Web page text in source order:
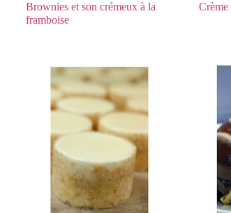
Brownies et son crémeux à la
framboise
Crème